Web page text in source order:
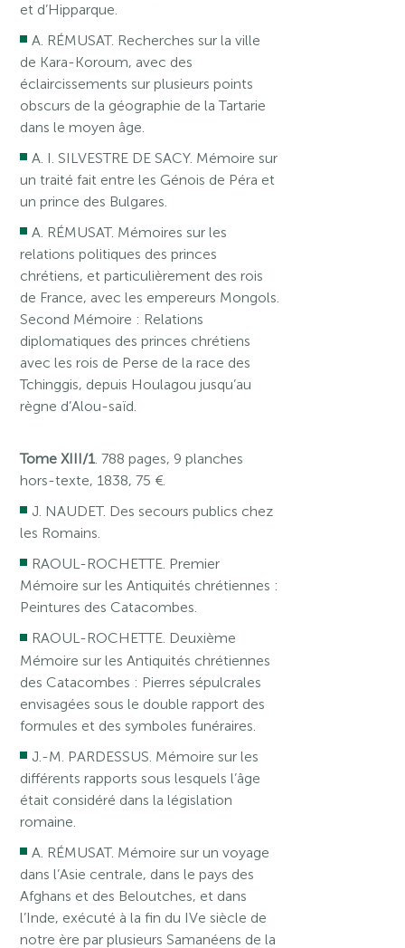
et d’Hipparque.
A. RÉMUSAT. Recherches sur la ville
de Kara-Koroum, avec des
éclaircissements sur plusieurs points
obscurs de la géographie de la Tartarie
dans le moyen âge.
A. I. SILVESTRE DE SACY. Mémoire sur
un traité fait entre les Génois de Péra et
un prince des Bulgares.
A. RÉMUSAT. Mémoires sur les
relations politiques des princes
chrétiens, et particulièrement des rois
de France, avec les empereurs Mongols.
Second Mémoire : Relations
diplomatiques des princes chrétiens
avec les rois de Perse de la race des
Tchinggis, depuis Houlagou jusqu’au
règne d’Alou-saïd.
Tome XIII/1. 788 pages, 9 planches
hors-texte, 1838, 75 €.
J. NAUDET. Des secours publics chez
les Romains.
RAOUL-ROCHETTE. Premier
Mémoire sur les Antiquités chrétiennes :
Peintures des Catacombes.
RAOUL-ROCHETTE. Deuxième
Mémoire sur les Antiquités chrétiennes
des Catacombes : Pierres sépulcrales
envisagées sous le double rapport des
formules et des symboles funéraires.
J.-M. PARDESSUS. Mémoire sur les
différents rapports sous lesquels l’âge
était considéré dans la législation
romaine.
A. RÉMUSAT. Mémoire sur un voyage
dans l’Asie centrale, dans le pays des
Afghans et des Beloutches, et dans
l’Inde, exécuté à la fin du IVe siècle de
notre ère par plusieurs Samanéens de la